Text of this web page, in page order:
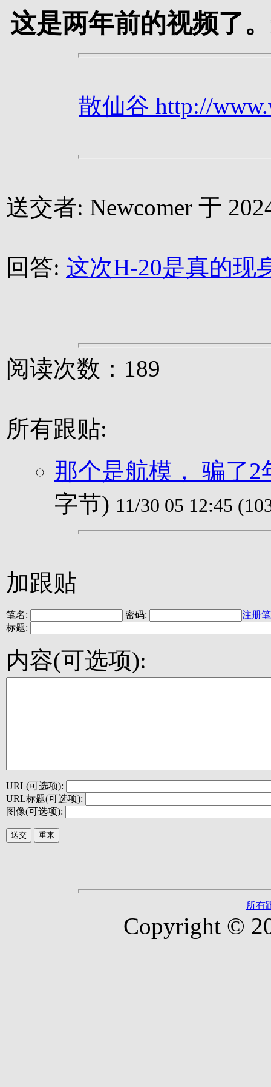
这是两年前的视频了
散仙谷 http://
送交者: Newcomer 于
回答: 这次H-20是真的现
阅读次数：189
所有跟贴:
那个是航模， 骗了
字节) 11/30 05 12:45
加跟贴
笔名: 密码:
注册
标题:
内容(可选项):
URL(可选项):
URL标题(可选项):
图像(可选项):
所有
Copyright ©